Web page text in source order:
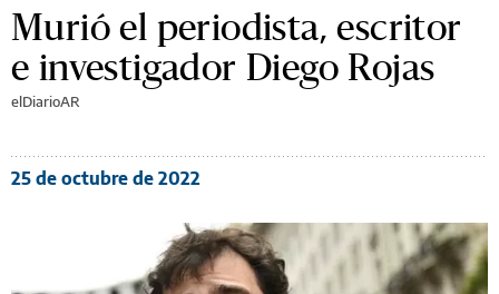
Murió el periodista, escritor
e investigador Diego Rojas
elDiarioAR
25 de octubre de 2022